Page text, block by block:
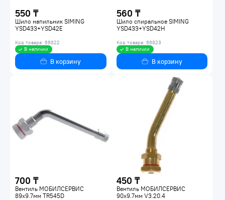
550 ₸
Шило напильник SIMING
YSD433+YSD42E
Код товара: 66822
В наличии
В корзину
560 ₸
Шило спиральное SIMING
YSD433+YSD42H
Код товара: 66823
В наличии
В корзину
700 ₸
Вентиль МОБИЛСЕРВИС
89х9.7мм TR545D
450 ₸
Вентиль МОБИЛСЕРВИС
90х9.7мм V3.20.4